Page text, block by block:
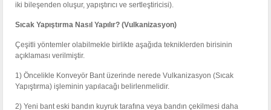
iki bileşenden oluşur, yapıştırıcı ve sertleştiricisi).
Sıcak Yapıştırma Nasıl Yapılır? (Vulkanizasyon)
Çeşitli yöntemler olabilmekle birlikte aşağıda tekniklerden birisinin
açıklaması verilmiştir.
1) Öncelikle Konveyör Bant üzerinde nerede Vulkanizasyon (Sıcak
Yapıştırma) işleminin yapılacağı belirlenmelidir.
2) Yeni bant eski bandın kuyruk tarafına veya bandın çekilmesi daha